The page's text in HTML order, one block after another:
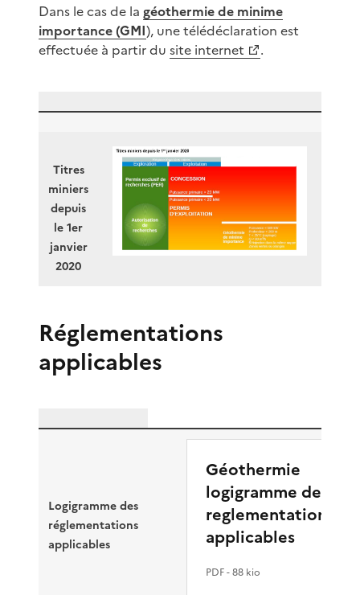
Dans le cas de la géothermie de minime
importance (GMI), une télédéclaration est
effectuée à partir du site internet .
Titres
miniers
depuis
le 1er
janvier
2020
Réglementations
applicables
Logigramme des
réglementations
applicables
Géothermie
logigramme des
reglementations
applicables
PDF- 88 kio